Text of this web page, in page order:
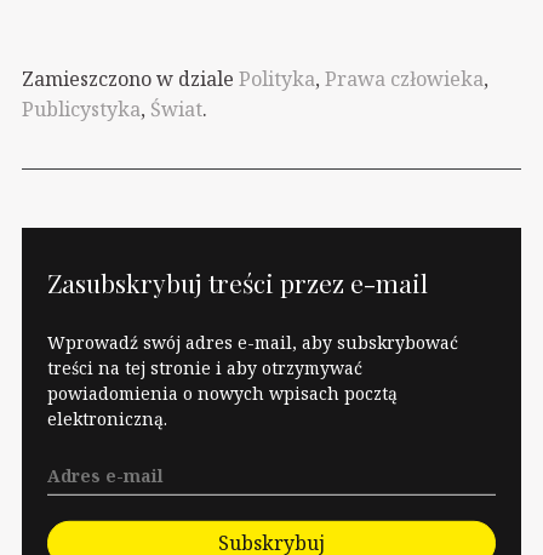
ofiary przemocy,
jednocześnie
korektę działań
jedynie "wydalać ich
Sprawiedliwości
będzie liczył 229 osób.
Tak więc kiedy tylko
gdzie indziej powstaje
kolejna. A to Gowin coś
wymyśli, a to Ziobro, a
to…
Zamieszczono w dziale Polityka, Prawa człowieka,
Publicystyka, Świat.
Zasubskrybuj treści przez e-mail
Wprowadź swój adres e-mail, aby subskrybować
treści na tej stronie i aby otrzymywać
powiadomienia o nowych wpisach pocztą
elektroniczną.
Subskrybuj